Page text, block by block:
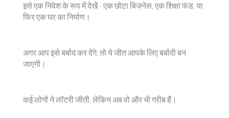
इसे एक निवेश के रूप में देखें - एक छोटा बिजनेस, एक शिक्षा फंड, या
फिर एक घर का निर्माण।
अगर आप इसे बर्बाद कर देंगे, तो ये जीत आपके लिए बर्बादी बन
जाएगी।
कई लोगों ने लॉटरी जीती, लेकिन अब वो और भी गरीब हैं।